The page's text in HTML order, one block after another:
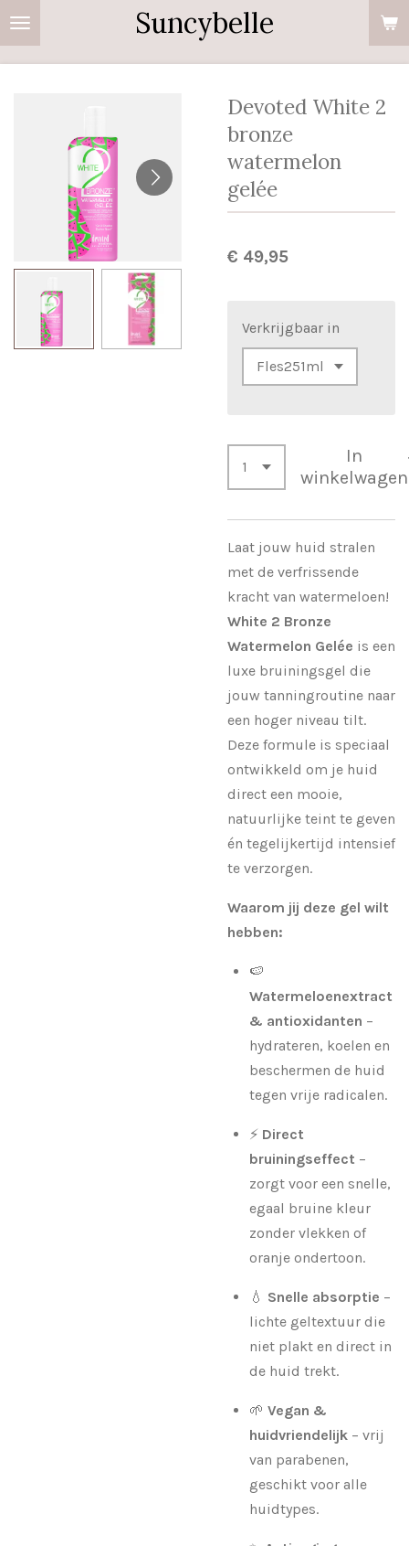
Ga
direct
Suncybelle
Devoted White 2
bronze
watermelon
gelée
€ 49,95
Verkrijgbaar in
In
winkelwagen
Laat jouw huid stralen
met de verfrissende
kracht van watermeloen!
White 2 Bronze
Watermelon Gelée is een
luxe bruiningsgel die
jouw tanningroutine naar
een hoger niveau tilt.
Deze formule is speciaal
ontwikkeld om je huid
direct een mooie,
natuurlijke teint te geven
én tegelijkertijd intensief
te verzorgen.
Waarom jij deze gel wilt
hebben:
🍉
Watermeloenextract
& antioxidanten –
hydrateren, koelen en
beschermen de huid
tegen vrije radicalen.
⚡ Direct
bruiningseffect –
zorgt voor een snelle,
egaal bruine kleur
zonder vlekken of
oranje ondertoon.
💧 Snelle absorptie –
lichte geltextuur die
niet plakt en direct in
de huid trekt.
🌱 Vegan &
huidvriendelijk – vrij
van parabenen,
geschikt voor alle
huidtypes.